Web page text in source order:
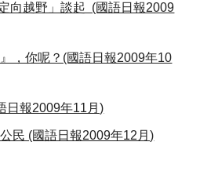
向越野」談起 (國語日報2009
，你呢？(國語日報2009年10
日報2009年11月)
民 (國語日報2009年12月)